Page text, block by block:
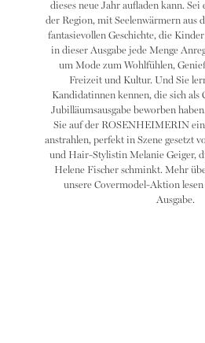
dieses neue Jahr aufladen kann.
der Region, mit Seelenwärmern aus
fantasievollen Geschichte, die
in dieser Ausgabe jede Menge
um Mode zum Wohlfühlen,
Freizeit und Kultur. Und Sie
Kandidatinnen kennen, die sich als
Jubilläumsausgabe beworben
Sie auf der ROSENHEIMERIN
anstrahlen, perfekt in Szene gesetzt
und Hair-Stylistin Melanie Geiger,
Helene Fischer schminkt. Mehr
unsere Covermodel-Aktion
Ausgabe.